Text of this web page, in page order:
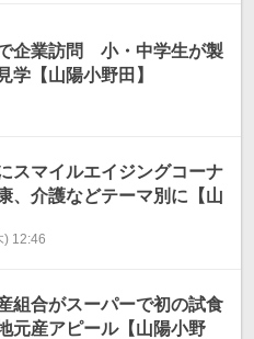
企業訪問 小・中学生が製
学【山陽小野田】
スマイルエイジングコーナ
介護などテーマ別に【山
) 12:46
組合がスーパーで初の試食
産アピール【山陽小野